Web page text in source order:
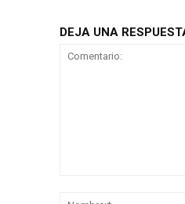
DEJA UNA